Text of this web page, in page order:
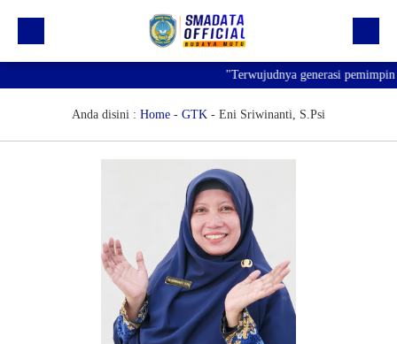
Kegiatan
Saluran Resmi WA
"Terwujudnya generasi pemimpin
Anda disini : Home - GTK - Eni Sriwinanti, S.Psi